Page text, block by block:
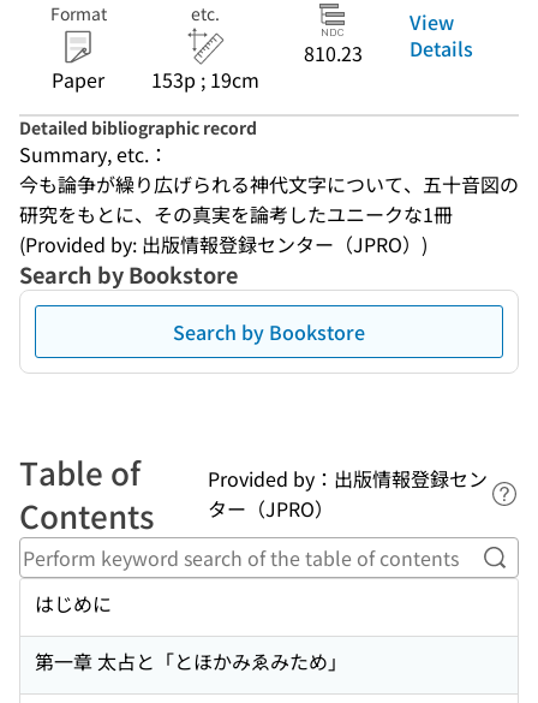
Format
Paper
etc.
153p ; 19cm
810.23
View
Details
Detailed bibliographic record
Summary, etc.：
今も論争が繰り広げられる神代文字について、五十音図の
研究をもとに、その真実を論考したユニークな1冊
(Provided by: 出版情報登録センター（JPRO）)
Search by Bookstore
Search by Bookstore
Table of
Contents
Provided by：出版情報登録セン
ター（JPRO）
はじめに
第一章 太占と「とほかみゑみため」